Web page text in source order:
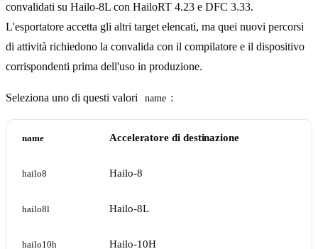
convalidati su Hailo-8L con HailoRT 4.23 e DFC 3.33.
L'esportatore accetta gli altri target elencati, ma quei nuovi percorsi
di attività richiedono la convalida con il compilatore e il dispositivo
corrispondenti prima dell'uso in produzione.
Seleziona uno di questi valori name :
name Acceleratore di destinazione
hailo8 Hailo-8
hailo8l Hailo-8L
hailo10h Hailo-10H